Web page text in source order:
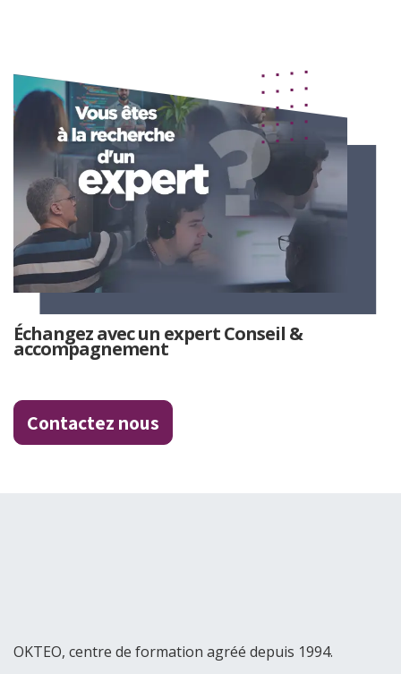
Échangez avec un expert Conseil &
accompagnement
Contactez nous
OKTEO, centre de formation agréé depuis 1994.